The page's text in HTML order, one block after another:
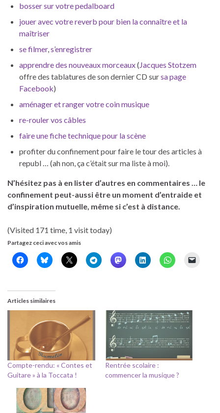
bosser sur votre pedalboard
jouer avec votre reverb pour bien la connaître et la
maîtriser
se filmer,s’enregistrer
apprendre des nouveaux morceaux(Jacques Stotzem
offre des tablatures de son dernier CD sursa page
Facebook)
aménager et ranger votre coin musique
re-rouler vos câbles
faire une fiche technique pour la scène
profiter du confinement pour faire le tour des articles à
republ … (ah non, ça c’était sur ma liste à moi).
N’hésitez pas à en lister d’autres en commentaires … le
confinement peut-aussi être un moment d’entraide et
d’inspiration mutuelle, même si c’est à distance.
(Visited 171 time, 1 visit today)
Partagez ceci avec vos amis
Articles similaires
Compte-rendu: « Contes et
Guitare » à la Toccata !
Rentrée scolaire :
commencer la musique ?